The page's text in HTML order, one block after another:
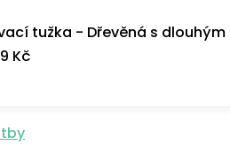
tužka - Dřevěná s
Kč